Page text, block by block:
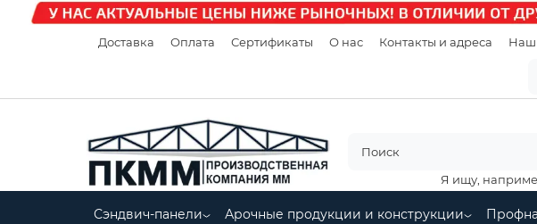
Доставка Оплата Сертификаты О нас Контакты и адреса
Я ищу,
Сэндвич-панели Арочные продукции и конструкции